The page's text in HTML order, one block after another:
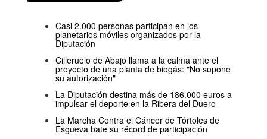
Casi 2.000 personas participan en los
planetarios móviles organizados por la
Diputación
Cilleruelo de Abajo llama a la calma ante el
proyecto de una planta de biogás: "No supone
su autorización"
La Diputación destina más de 186.000 euros a
impulsar el deporte en la Ribera del Duero
La Marcha Contra el Cáncer de Tórtoles de
Esgueva bate su récord de participación